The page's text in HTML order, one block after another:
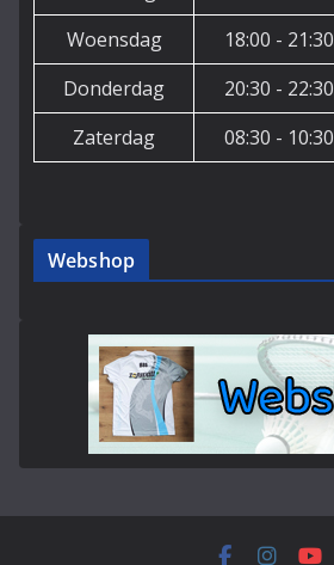
Woensdag
18:00 - 21:30
Donderdag
20:30 - 22:30
Zaterdag
08:30 - 10:30
Webshop